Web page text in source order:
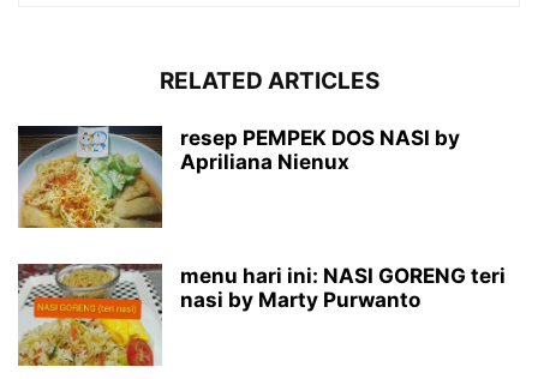
RELATED ARTICLES
resep PEMPEK DOS NASI by
Apriliana Nienux
menu hari ini: NASI GORENG teri
nasi by Marty Purwanto